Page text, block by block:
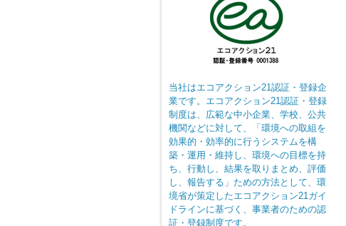
当社はエコアクション21認証・登録企
業です。エコアクション21認証・登録
制度は、広範な中小企業、学校、公共
機関などに対して、「環境への取組を
効果的・効率的に行うシステムを構
築・運用・維持し、環境への目標を持
ち、行動し、結果を取りまとめ、評価
し、報告する」ための方法として、環
境省が策定したエコアクション21ガイ
ドラインに基づく、事業者のための認
証・登録制度です。